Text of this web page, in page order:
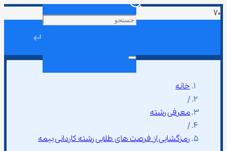
↵
خانه
/
معرفی رشته
/
رمزگشایی از فرصت ‌های طلایی رشته کاردانی بیمه